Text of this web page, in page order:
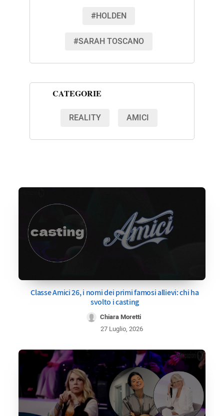
#HOLDEN
#SARAH TOSCANO
CATEGORIE
REALITY AMICI
Classe Amici 26, i nomi dei primi famosi allievi: chi ha
svolto i casting
Chiara Moretti
27 Luglio, 2026